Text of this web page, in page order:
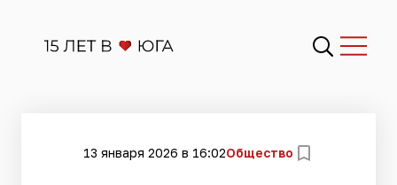
13 января 2026 в 16:02Общество